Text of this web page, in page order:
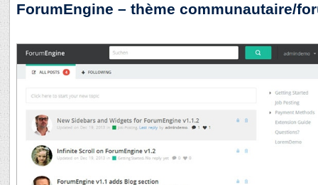
ForumEngine – thème communautaire/